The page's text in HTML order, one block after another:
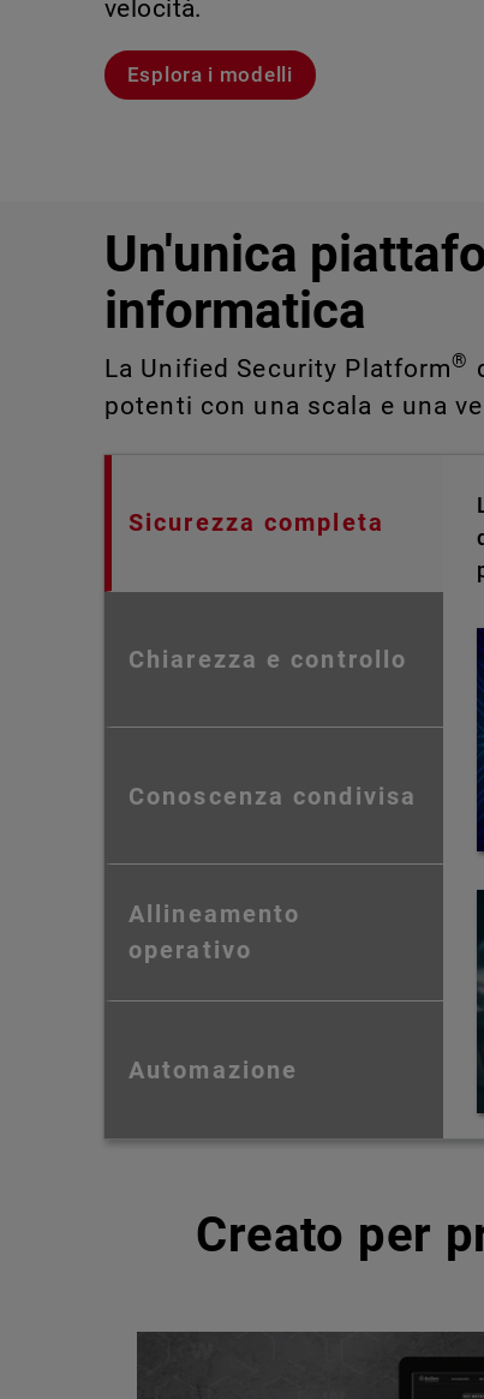
velocità.
Esplora i modelli
violazioni e portare alla luce
IT impossibili da rilevare o
Scopri Rai
Scopri WatchGuard EDR
Un'unica
informatica
La Unified Security Platform®
potenti con una scala e una
Sicurezza completa
Chiarezza e controllo
Conoscenza condivisa
Allineamento
operativo
Automazione
Creato per